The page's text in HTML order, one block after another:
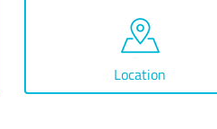
Location